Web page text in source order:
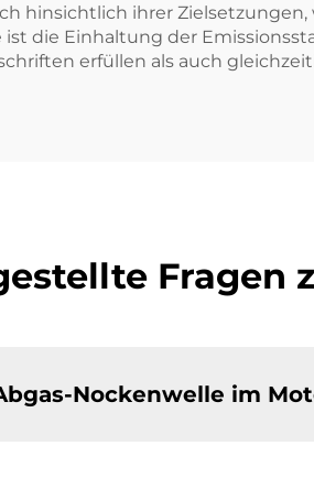
hinsichtlich ihrer
die Einhaltung der
erfüllen als auch
Fragen
Nockenwelle im